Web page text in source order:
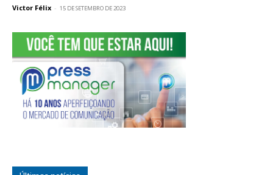
Victor Félix - 15 DE SETEMBRO DE 2023